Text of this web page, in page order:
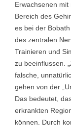
Erwachsenen
Bereich des
es bei der
des zentralen
Trainieren und
zu beeinflussen.
falsche,
gehen von der
Das bedeutet,
erkrankten
können. Durch